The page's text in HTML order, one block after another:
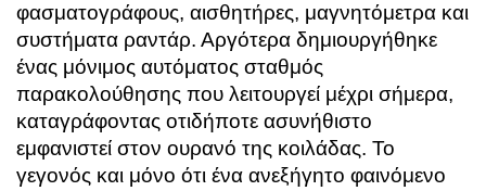
φασματογράφους, αισθητήρες, μαγνητόμετρα και
συστήματα ραντάρ. Αργότερα δημιουργήθηκε
ένας μόνιμος αυτόματος σταθμός
παρακολούθησης που λειτουργεί μέχρι σήμερα,
καταγράφοντας οτιδήποτε ασυνήθιστο
εμφανιστεί στον ουρανό της κοιλάδας. Το
γεγονός και μόνο ότι ένα ανεξήγητο φαινόμενο